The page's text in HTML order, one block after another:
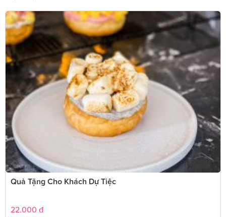
Quà Tặng Cho Khách Dự Tiệc
22.000 đ